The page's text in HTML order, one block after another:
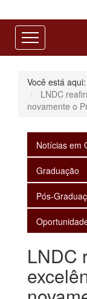
Você está aqui:
LNDC
novamente o
Notícias em
Graduação
Pós-
LNDC